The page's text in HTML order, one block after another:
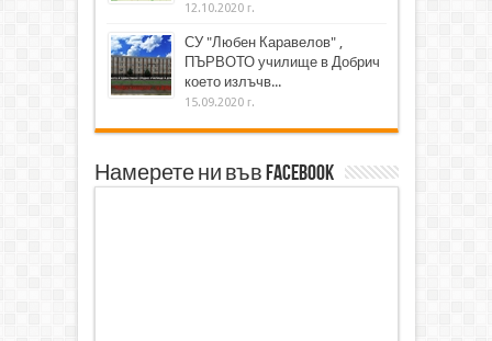
12.10.2020 г.
СУ "Любен Каравелов" ,
ПЪРВОТО училище в Добрич
което излъчв...
15.09.2020 г.
Намерете ни във Facebook